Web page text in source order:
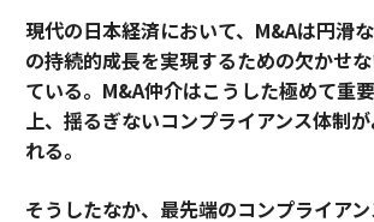
現代の日本経済において、M&Aは円滑
の持続的成長を実現するための欠かせ
ている。M&A仲介はこうした極めて重
上、揺るぎないコンプライアンス体制
れる。
そうしたなか、最先端のコンプライア